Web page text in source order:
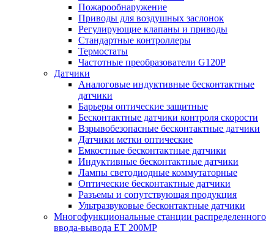
Пожарообнаружение
Приводы для воздушных заслонок
Регулирующие клапаны и приводы
Стандартные контроллеры
Термостаты
Частотные преобразователи G120P
Датчики
Аналоговые индуктивные бесконтактные
датчики
Барьеры оптические защитные
Бесконтактные датчики контроля скорости
Взрывобезопасные бесконтактные датчики
Датчики метки оптические
Емкостные бесконтактные датчики
Индуктивные бесконтактные датчики
Лампы светодиодные коммутаторные
Оптические бесконтактные датчики
Разъемы и сопутствующая продукция
Ультразвуковые бесконтактные датчики
Многофункциональные станции распределенного
ввода-вывода ET 200MP